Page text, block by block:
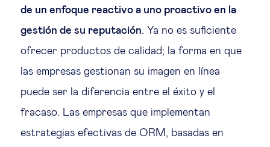
de un enfoque reactivo a uno proactivo en la
gestión de su reputación. Ya no es suficiente
ofrecer productos de calidad; la forma en que
las empresas gestionan su imagen en línea
puede ser la diferencia entre el éxito y el
fracaso. Las empresas que implementan
estrategias efectivas de ORM, basadas en